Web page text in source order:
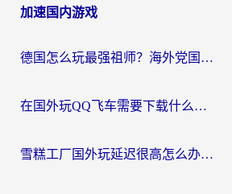
加速国内游戏
德国怎么玩最强祖师？海外党国服游戏加速器选择全攻略（附宝可梦Online实测）
在国外玩QQ飞车需要下载什么加速器呢？海外党亲测有效的国服游戏加速指南
雪糕工厂国外玩延迟很高怎么办？海外玩家国服游戏加速终极攻略（附实测推荐）